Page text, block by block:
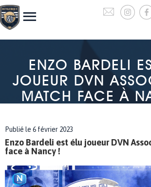
ENZO BARDELI
JOUEUR DVN
MATCH FACE À
Publié le 6 février 2023
Enzo Bardeli est élu joueur DVN
face à Nancy !